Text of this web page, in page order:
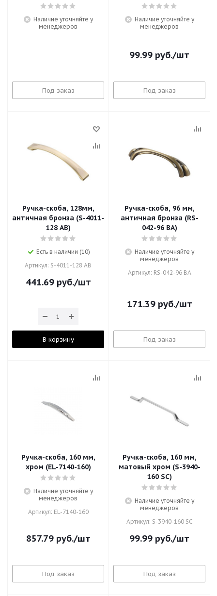
Наличие уточняйте у
менеджеров
Под заказ
Наличие уточняйте у
менеджеров
99.99 руб./шт
Под заказ
Ручка-скоба, 128мм,
античная бронза (S-4011-
128 AB)
Есть в наличии (10)
Артикул: S-4011-128 AB
441.69руб./шт
В корзину
Ручка-скоба, 96 мм,
античная бронза (RS-
042-96 BA)
Наличие уточняйте у
менеджеров
Артикул: RS-042-96 BA
171.39руб./шт
Под заказ
Ручка-скоба, 160 мм,
хром (EL-7140-160)
Наличие уточняйте у
менеджеров
Артикул: EL-7140-160
857.79руб./шт
Под заказ
Ручка-скоба, 160 мм,
матовый хром (S-3940-
160 SC)
Наличие уточняйте у
менеджеров
Артикул: S-3940-160 SC
99.99 руб./шт
Под заказ